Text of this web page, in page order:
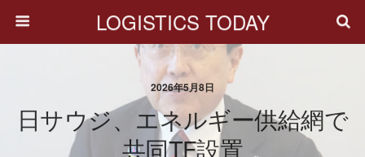
LOGISTICS TODAY
2026年5月8日
日サウジ、エネルギー供給網で
共同TF設置